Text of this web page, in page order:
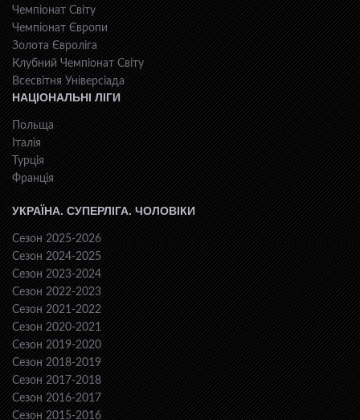
Чемпіонат Світу
Чемпіонат Європи
Золота Євроліга
Клубний Чемпіонат Світу
Всесвiтня Унiверсiaда
НАЦІОНАЛЬНІ ЛІГИ
Польща
Італія
Турція
Франція
УКРАЇНА. СУПЕРЛІГА. ЧОЛОВІКИ
Сезон 2025-2026
Сезон 2024-2025
Сезон 2023-2024
Сезон 2022-2023
Сезон 2021-2022
Сезон 2020-2021
Сезон 2019-2020
Сезон 2018-2019
Сезон 2017-2018
Сезон 2016-2017
Сезон 2015-2016